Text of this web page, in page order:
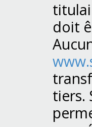
doit
tiers.